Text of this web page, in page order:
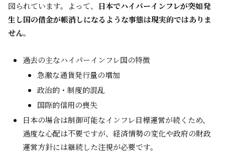
図られています。よって、
日本でハイパーインフレが突如発
生し国の借金が帳消しになるような事態は現実的ではありま
せん。
過去の主なハイパーインフレ国の特徴
急激な通貨発行量の増加
政治的・制度的混乱
国際的信用の喪失
日本の場合は制御可能なインフレ目標運営が続くため、
過度な心配は不要ですが、経済情勢の変化や政府の財政
運営方針には継続した注視が必要です。